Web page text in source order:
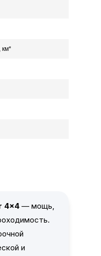
км*
4x4 — мощь,
и